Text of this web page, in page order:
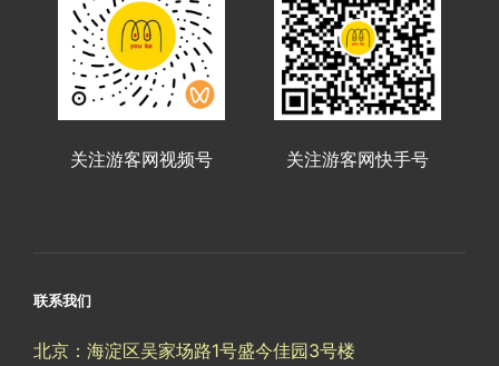
关注游客网视频号 关注游客网快手号
联系我们
北京：海淀区吴家场路1号盛今佳园3号楼